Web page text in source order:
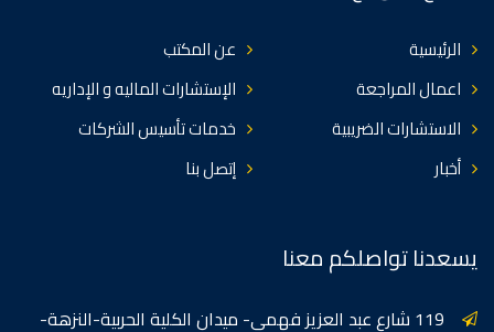
الرئيسية
عن المكتب
اعمال المراجعة
الإستشارات الماليه و الإداريه
الاستشارات الضريبية
خدمات تأسيس الشركات
أخبار
إتصل بنا
يسعدنا تواصلكم معنا
119 شارع عبد العزيز فهمي- ميدان الكلية الحربية-النزهة-